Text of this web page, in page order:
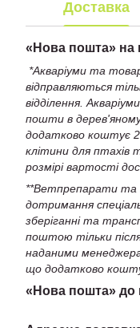
Доставка
« Нова пошта» на
*Акваріуми та
відправляються
відділення.
пошти в
додатково коштує
клітини для птахів
розмірі вартості
**Ветпрепарати та
дотримання
зберіганні та
поштою тільки
наданими
що додатково
«Нова пошта» до